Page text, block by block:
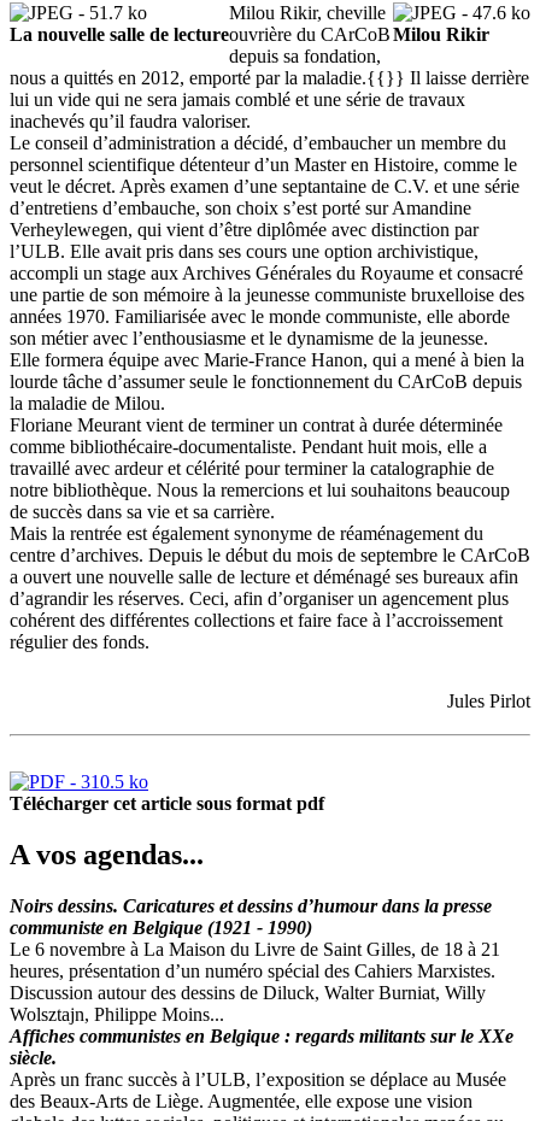
La nouvelle salle de lecture Milou Rikir
Milou Rikir, cheville
ouvrière du CArCoB
depuis sa fondation,
nous a quittés en 2012, emporté par la maladie.{{}} Il laisse derrière
lui un vide qui ne sera jamais comblé et une série de travaux
inachevés qu’il faudra valoriser.
Le conseil d’administration a décidé, d’embaucher un membre du
personnel scientifique détenteur d’un Master en Histoire, comme le
veut le décret. Après examen d’une septantaine de C.V. et une série
d’entretiens d’embauche, son choix s’est porté sur Amandine
Verheylewegen, qui vient d’être diplômée avec distinction par
l’ULB. Elle avait pris dans ses cours une option archivistique,
accompli un stage aux Archives Générales du Royaume et consacré
une partie de son mémoire à la jeunesse communiste bruxelloise des
années 1970. Familiarisée avec le monde communiste, elle aborde
son métier avec l’enthousiasme et le dynamisme de la jeunesse.
Elle formera équipe avec Marie-France Hanon, qui a mené à bien la
lourde tâche d’assumer seule le fonctionnement du CArCoB depuis
la maladie de Milou.
Floriane Meurant vient de terminer un contrat à durée déterminée
comme bibliothécaire-documentaliste. Pendant huit mois, elle a
travaillé avec ardeur et célérité pour terminer la catalographie de
notre bibliothèque. Nous la remercions et lui souhaitons beaucoup
de succès dans sa vie et sa carrière.
Mais la rentrée est également synonyme de réaménagement du
centre d’archives. Depuis le début du mois de septembre le CArCoB
a ouvert une nouvelle salle de lecture et déménagé ses bureaux afin
d’agrandir les réserves. Ceci, afin d’organiser un agencement plus
cohérent des différentes collections et faire face à l’accroissement
régulier des fonds.
Jules Pirlot
Télécharger cet article sous format pdf
A vos agendas...
Noirs dessins. Caricatures et dessins d’humour dans la presse
communiste en Belgique (1921 - 1990)
Le 6 novembre à La Maison du Livre de Saint Gilles, de 18 à 21
heures, présentation d’un numéro spécial des Cahiers Marxistes.
Discussion autour des dessins de Diluck, Walter Burniat, Willy
Wolsztajn, Philippe Moins...
Affiches communistes en Belgique : regards militants sur le XXe
siècle.
Après un franc succès à l’ULB, l’exposition se déplace au Musée
des Beaux-Arts de Liège. Augmentée, elle expose une vision